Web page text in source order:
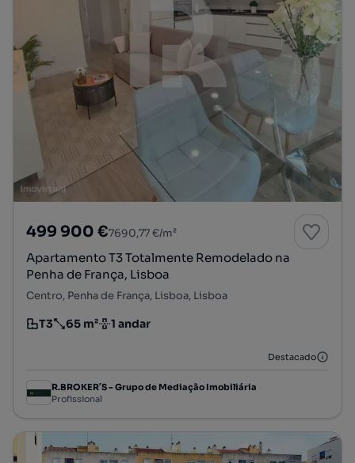
499 900 €7690,77 €/m²
Apartamento T3 Totalmente Remodelado na
Penha de França, Lisboa
Centro, Penha de França, Lisboa, Lisboa
Tipologia
T3
Preço por metro quadrado
65 m²
Andar 1 andar
Destacado
R.BROKER´S - Grupo de Mediação Imobiliária
Profissional